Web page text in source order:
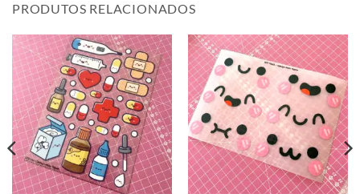
PRODUTOS RELACIONADOS